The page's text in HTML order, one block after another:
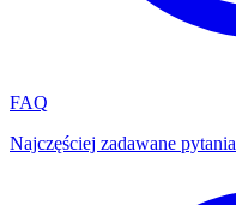
FAQ
Najczęściej zadawane pytania